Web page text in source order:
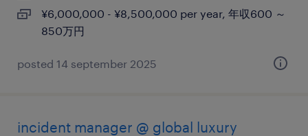
¥6,000,000 - ¥8,500,000 per year, 年収600 ～
850万円
posted 14 september 2025
incident manager @ global luxury